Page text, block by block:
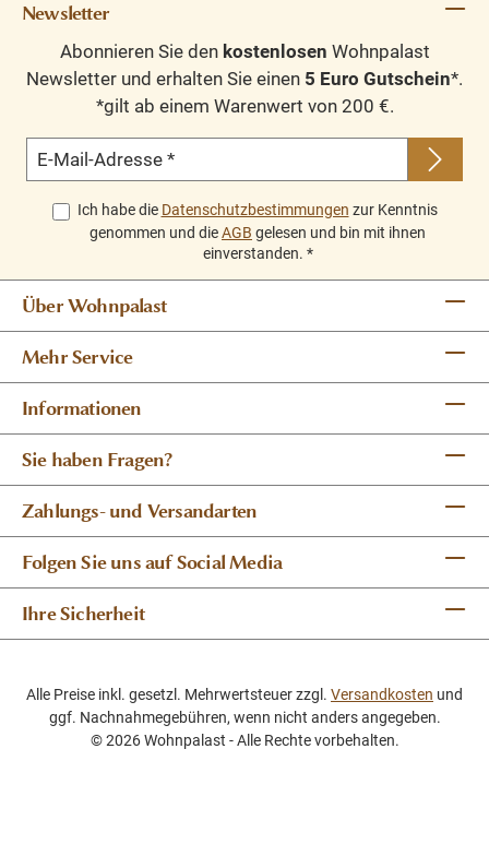
Newsletter
Abonnieren Sie den kostenlosen Wohnpalast
Newsletter und erhalten Sie einen 5 Euro Gutschein*.
*gilt ab einem Warenwert von 200 €.
E-Mail-Adresse *
Ich habe die Datenschutzbestimmungen zur Kenntnis
genommen und dieAGB gelesen und bin mit ihnen
einverstanden. *
Über Wohnpalast
Mehr Service
Informationen
Sie haben Fragen?
Zahlungs- und Versandarten
Folgen Sie uns auf Social Media
Ihre Sicherheit
Alle Preise inkl. gesetzl. Mehrwertsteuer zzgl. Versandkosten und
ggf. Nachnahmegebühren, wenn nicht anders angegeben.
© 2026 Wohnpalast - Alle Rechte vorbehalten.